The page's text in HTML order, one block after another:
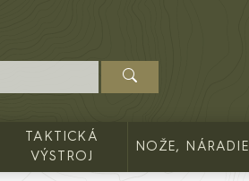
TAKTICKÁ
VÝSTROJ
NOŽE, NÁRADIE